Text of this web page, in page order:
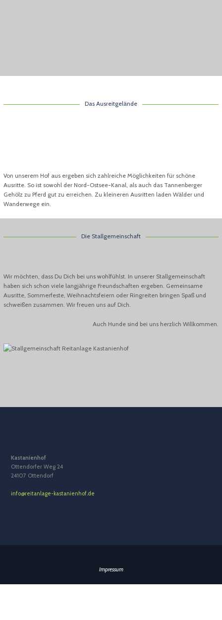
Das Ausreitgelände
Von unserem Hof aus ergeben sich zahlreiche Möglichkeiten für schöne
Ausritte. So ist sowohl der Nord-Ostsee-Kanal, als auch das Tannenberger
Gehölz zu Pferd gut zu erreichen. Zu kleineren Ausritten laden Wälder und
Wanderwege ein.
Die Stallgemeinschaft
Wir möchten, dass Du Dich bei uns wohlfühlst. In unserer Stallgemeinschaft
haben sich schon viele langjährige Freundschaften ergeben. Gemeinsame
Ausritte, Sommerfeste, Weihnachtsfeiern oder Ringreiten bringen Spaß und
schweißen zusammen. Wir freuen uns auf Dich.
Auch Hunde sind bei uns herzlich Willkommen.
Kastanienhof
Ottendorfer Weg 24
24107 Ottendorf
info@reitanlage-kastanienhof.de
Impressum